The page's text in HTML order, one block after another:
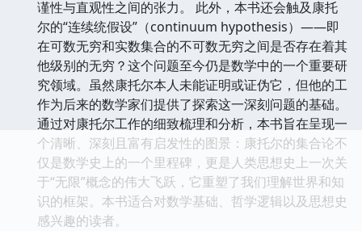
谨性与直观性之间的张力。 此外，本书还会触及康托
尔的“连续统假设”（continuum hypothesis）——即
在可数无穷和实数集合的不可数无穷之间是否存在着其
他级别的无穷？这个问题至今仍是数学中的一个重要研
究领域。虽然康托尔本人未能证明或证伪它，但他的工
作为后来的数学家们提供了探索这一深刻问题的基础。
通过对康托尔工作的细致梳理和分析，本书旨在呈现一
个清晰、深刻且富有启发性的图景：康托尔的集合论不
仅是数学史上的一个里程碑，更是人类思想史上一次关
于“无限”概念的伟大飞跃，它重塑了我们理解世界和知
识的框架。本书适合对数学基础、哲学逻辑以及思想史
感兴趣的读者。